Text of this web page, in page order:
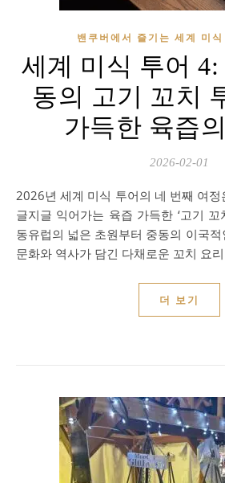
밴쿠버에서 즐기는 세계 미
세계 미식 투어
동의 고기 꼬치
가득한 육즙
2026-02-01
2026년 세계 미식 투어의 네 번째 여정은 뜨거운 불 위에서 지
글지글 익어가는 육즙 가득한 ‘고기 꼬
동유럽의 넓은 초원부터 중동의 이국
문화와 역사가 담긴 다채로운 꼬치 요
더 보기